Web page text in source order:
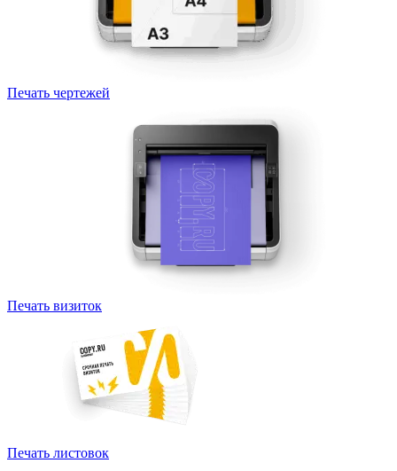
Печать чертежей
Печать визиток
Печать листовок